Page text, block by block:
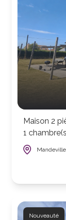
Maison 2
1
Nouveauté